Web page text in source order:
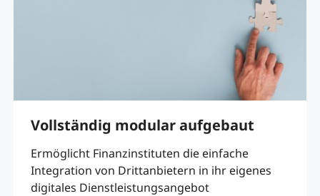
Vollständig modular aufgebaut
Ermöglicht Finanzinstituten die einfache
Integration von Drittanbietern in ihr eigenes
digitales Dienstleistungsangebot